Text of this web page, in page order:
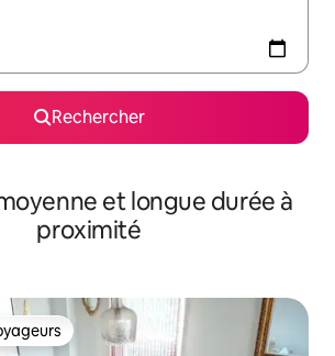
Rechercher
et longue durée à
proximité